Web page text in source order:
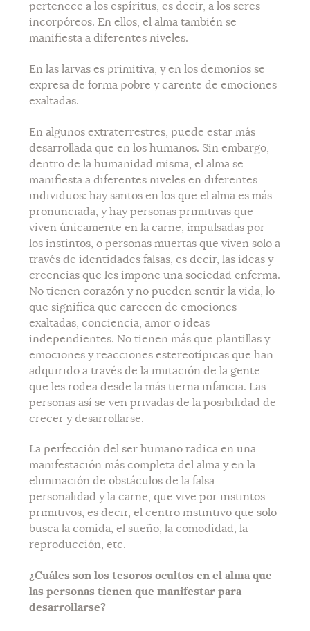
pertenece a los espíritus, es decir, a los seres
incorpóreos. En ellos, el alma también se
manifiesta a diferentes niveles.
En las larvas es primitiva, y en los demonios se
expresa de forma pobre y carente de emociones
exaltadas.
En algunos extraterrestres, puede estar más
desarrollada que en los humanos. Sin embargo,
dentro de la humanidad misma, el alma se
manifiesta a diferentes niveles en diferentes
individuos: hay santos en los que el alma es más
pronunciada, y hay personas primitivas que
viven únicamente en la carne, impulsadas por
los instintos, o personas muertas que viven solo a
través de identidades falsas, es decir, las ideas y
creencias que les impone una sociedad enferma.
No tienen corazón y no pueden sentir la vida, lo
que significa que carecen de emociones
exaltadas, conciencia, amor o ideas
independientes. No tienen más que plantillas y
emociones y reacciones estereotípicas que han
adquirido a través de la imitación de la gente
que les rodea desde la más tiernainfancia. Las
personas así se ven privadas de la posibilidad de
crecer y desarrollarse.
La perfección del ser humano radica en una
manifestación más completa del alma y en la
eliminación de obstáculos de la falsa
personalidad y la carne, que vive por instintos
primitivos, es decir, el centro instintivo que solo
busca la comida, el sueño, la comodidad, la
reproducción, etc.
¿Cuáles son los tesoros ocultos en el alma que
las personas tienen que manifestar para
desarrollarse?